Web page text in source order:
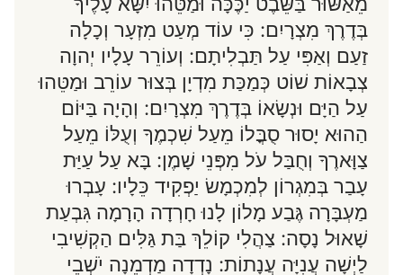
בְּדֶרֶךְ מִצְרָיִם: כִּי עוֹד מְעַט מִזְעָר וְכָלָה
זַעַם וְאַפִּי עַל תַּבְלִיתָם: וְעוֹרֵר עָלָיו יְהוָה
צְבָאוֹת שׁוֹט כְּמַכַּת מִדְיָן בְּצוּר עוֹרֵב וּמַטֵּהוּ
עַל הַיָּם וּנְשָׂאוֹ בְּדֶרֶךְ מִצְרָיִם: וְהָיָה בַּיּוֹם
הַהוּא יָסוּר סֻבֳּלוֹ מֵעַל שִׁכְמֶךָ וְעֻלּוֹ מֵעַל
צַוָּארֶךָ וְחֻבַּל עֹל מִפְּנֵי שָׁמֶן: בָּא עַל עַיַּת
עָבַר בְּמִגְרוֹן לְמִכְמָשׂ יַפְקִיד כֵּלָיו: עָבְרוּ
מַעְבָּרָה גֶּבַע מָלוֹן לָנוּ חָרְדָה הָרָמָה גִּבְעַת
שָׁאוּל נָסָה: צַהֲלִי קוֹלֵךְ בַּת גַּלִּים הַקְשִׁיבִי
לַיְשָׁה עֲנִיָּה עֲנָתוֹת: נָדְדָה מַדְמֵנָה יֹשְׁבֵי